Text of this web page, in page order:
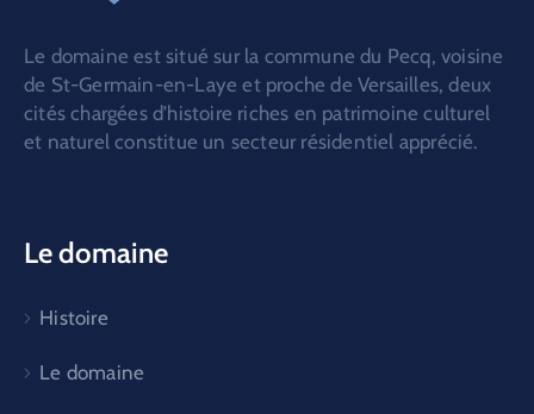
Le domaine est situé sur la commune du Pecq, voisine
de St-Germain-en-Laye et proche de Versailles, deux
cités chargées d’histoire riches en patrimoine culturel
et naturel constitue un secteur résidentiel apprécié.
Le domaine
Histoire
Le domaine